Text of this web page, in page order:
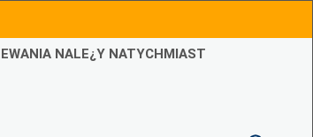
NALE¿Y NATYCHMIAST